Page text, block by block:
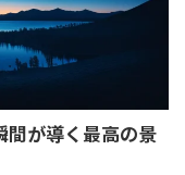
が導く最高の景